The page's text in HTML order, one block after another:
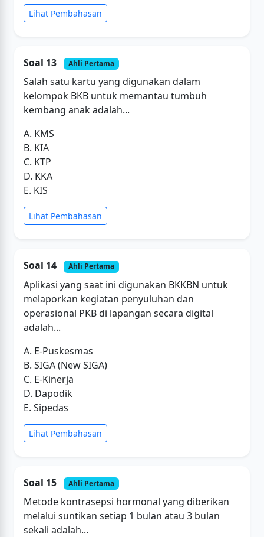
Lihat Pembahasan
Soal 13 Ahli Pertama
Salah satu kartu yang digunakan dalam
kelompok BKB untuk memantau tumbuh
kembang anak adalah...
A. KMS
B. KIA
C. KTP
D. KKA
E. KIS
Lihat Pembahasan
Soal 14 Ahli Pertama
Aplikasi yang saat ini digunakan BKKBN untuk
melaporkan kegiatan penyuluhan dan
operasional PKB di lapangan secara digital
adalah...
A. E-Puskesmas
B. SIGA (New SIGA)
C. E-Kinerja
D. Dapodik
E. Sipedas
Lihat Pembahasan
Soal 15 Ahli Pertama
Metode kontrasepsi hormonal yang diberikan
melalui suntikan setiap 1 bulan atau 3 bulan
sekali adalah...